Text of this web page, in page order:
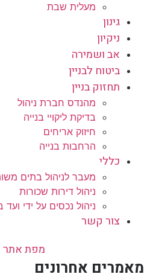
מעלית שבת
גינון
ניקיון
אב ושמירה
ביטוח לבניין
תחזוק בניין
מהנדס חברת ניהול
בדיקת ליקויי בנייה
חיזוק אריחים
הרחבות בנייה
כללי
מעבר לניהול בתים
ניהול דירות שכורות
ניהול נכסים על ידי ועד
צור קשר
מפת אתר
מאמרים אחרונים